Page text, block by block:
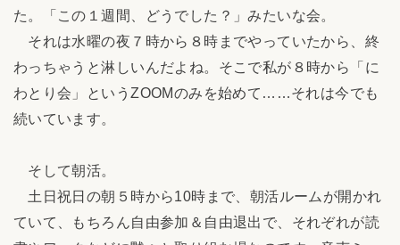
た。「この１週間、どうでした？」みたいな会。
それは水曜の夜７時から８時までやっていたから、終
わっちゃうと淋しいんだよね。そこで私が８時から「に
わとり会」というZOOMのみを始めて……それは今でも
続いています。
そして朝活。
土日祝日の朝５時から10時まで、朝活ルームが開かれ
ていて、もちろん自由参加＆自由退出で、それぞれが読